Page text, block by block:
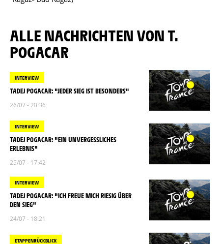
ALLE NACHRICHTEN VON T.
POGACAR
INTERVIEW
TADEJ POGACAR: "JEDER SIEG IST BESONDERS"
26/07 - 20:36
INTERVIEW
TADEJ POGACAR: "EIN UNVERGESSLICHES
ERLEBNIS"
25/07 - 17:42
INTERVIEW
TADEJ POGACAR: "ICH FREUE MICH RIESIG ÜBER
DEN SIEG"
24/07 - 18:21
ETAPPENRÜCKBLICK